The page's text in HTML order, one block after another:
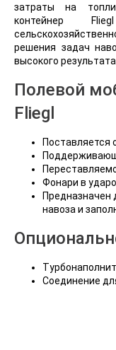
затраты на
контейнер
решения задач
высокого
Полевой
Fliegl
Поставляется
Фонари в
Предназначен
навоза и
Соединение